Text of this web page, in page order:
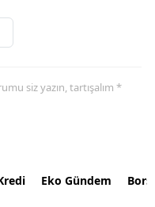
siz yazın, tartışalım *
Eko Gündem